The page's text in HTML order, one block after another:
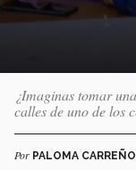
¿Imaginas tomar
calles de uno de los
Por PALOMA